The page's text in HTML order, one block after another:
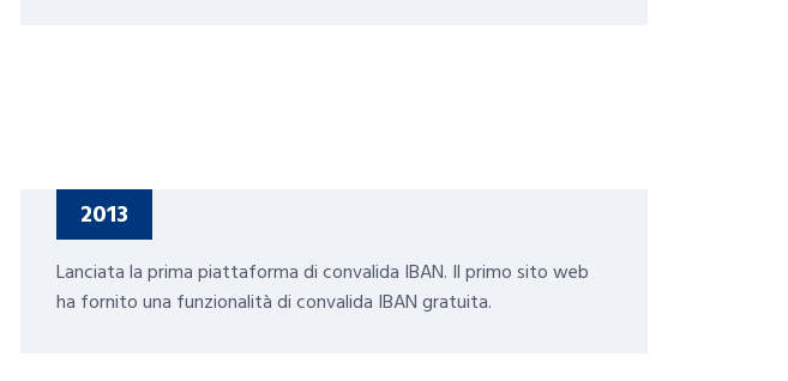
2013
Lanciata la prima piattaforma di convalida IBAN. Il primo sito web
ha fornito una funzionalità di convalida IBAN gratuita.